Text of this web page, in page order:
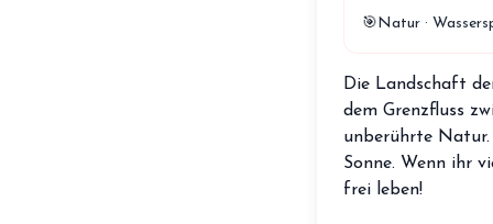
🎯Natur ·
Die Landschaft
dem Grenzfluss
unberührte Natur.
Sonne. Wenn ihr
frei leben!